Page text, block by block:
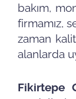
bakım,
firmamız,
zaman
alanlarda
Fikirtepe